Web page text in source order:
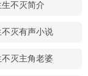
生不灭简介
不灭有声小说
不灭主角老婆